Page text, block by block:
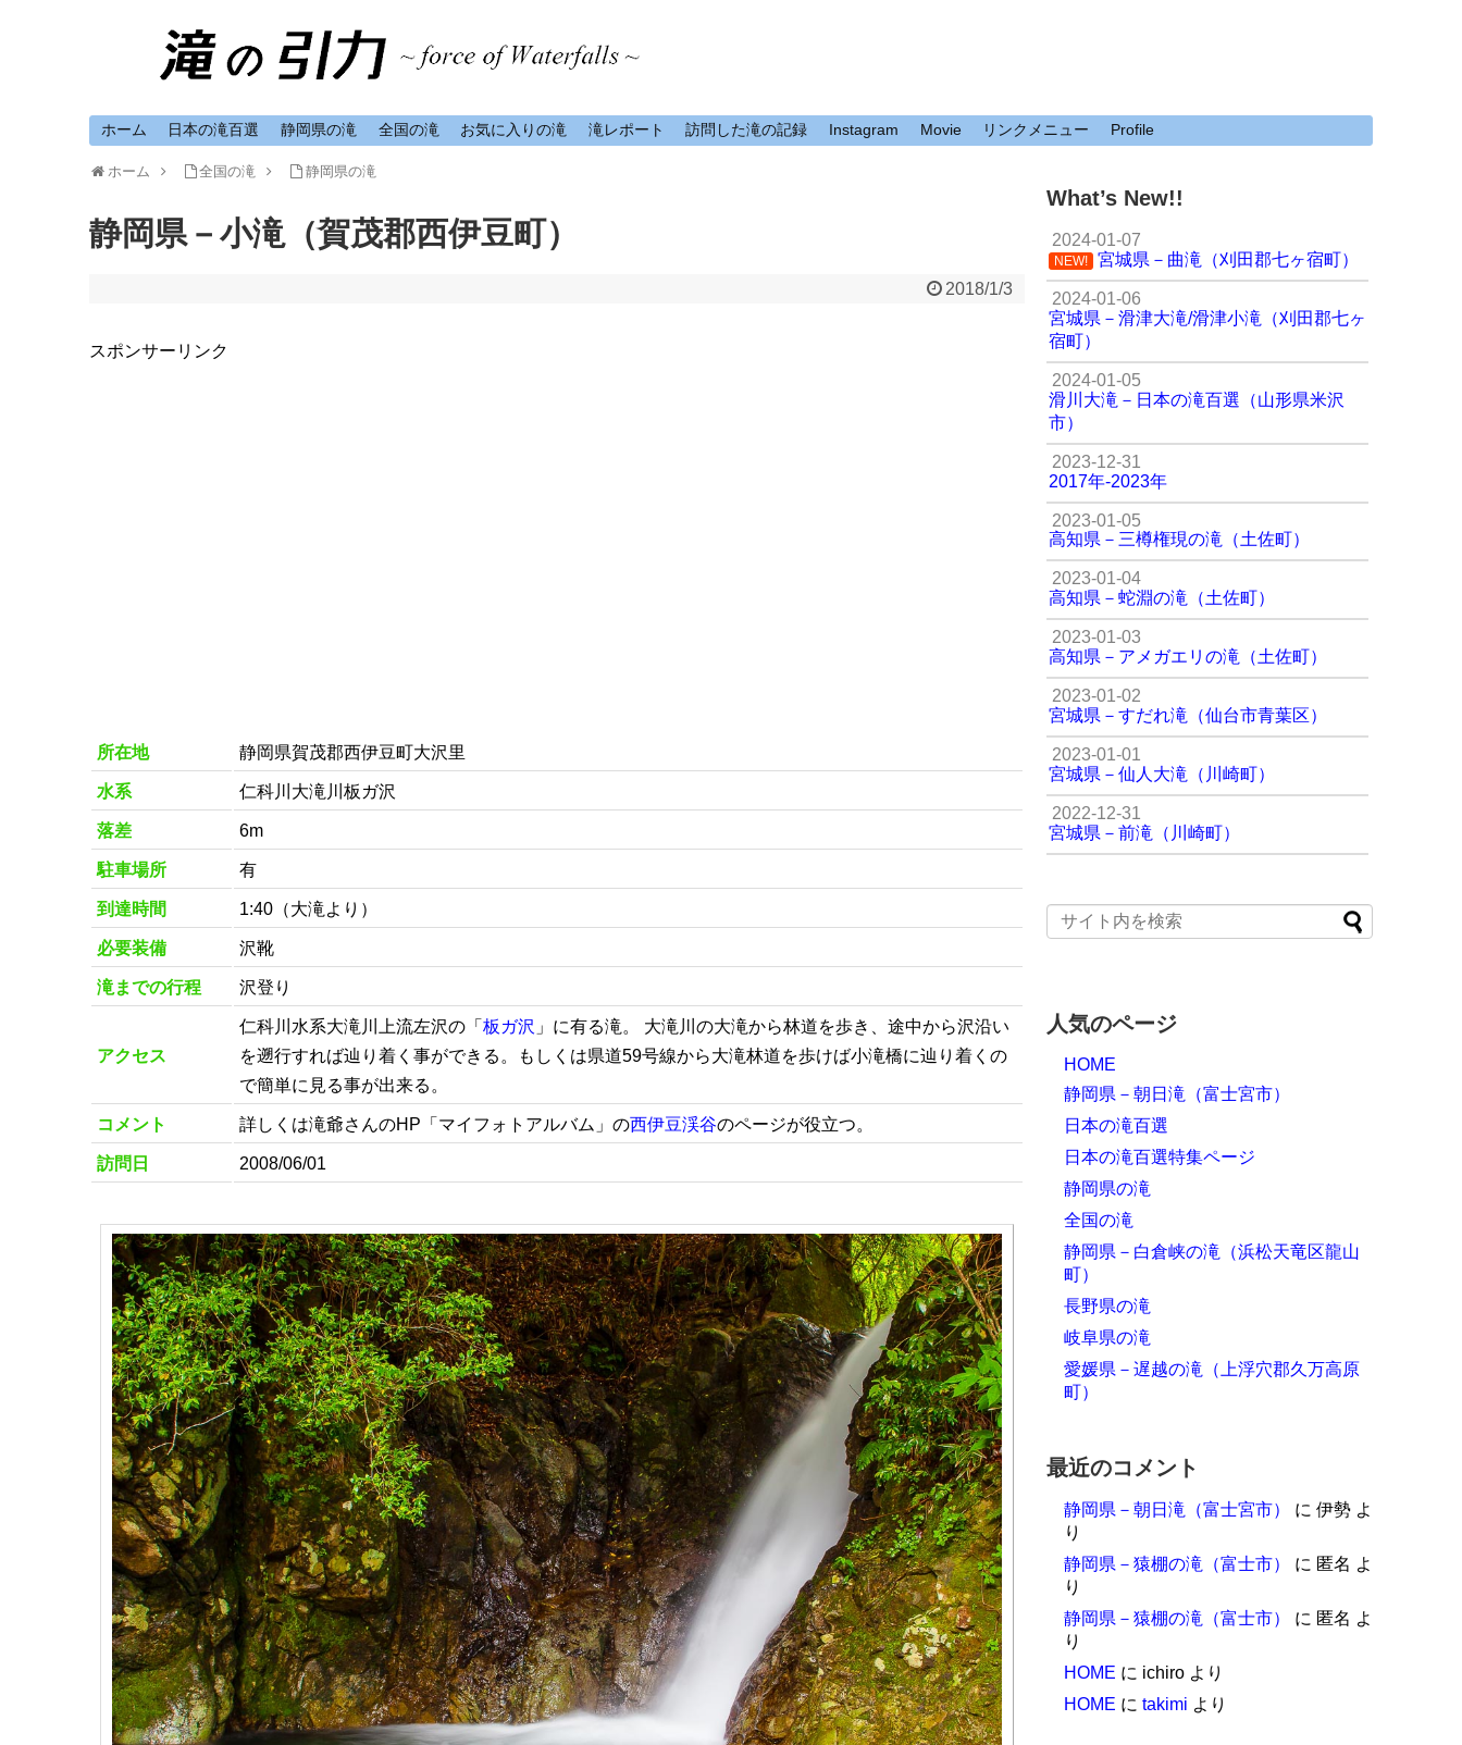
ホーム 日本の滝百選 静岡県の滝 全国の滝 お気に入りの滝 滝レポート 訪問した滝の記録 Instagram Movie リンクメニュー Profile
ホーム 全国の滝 静岡県の滝
静岡県－小滝（賀茂郡西伊豆町）
2018/1/3
スポンサーリンク
所在地 静岡県賀茂郡西伊豆町大沢里
水系 仁科川大滝川板ガ沢
落差 6m
駐車場所 有
到達時間 1:40（大滝より）
必要装備 沢靴
滝までの行程 沢登り
アクセス
仁科川水系大滝川上流左沢の「 板ガ沢 」に有る滝。 大滝川の大滝から林道を歩き、途中から沢沿い
を遡行すれば辿り着く事ができる。もしくは県道59号線から大滝林道を歩けば小滝橋に辿り着くの
で簡単に見る事が出来る。
コメント 詳しくは滝爺さんのHP「マイフォトアルバム」の西伊豆渓谷のページが役立つ。
訪問日 2008/06/01
What’s New!!
2024-01-07
NEW! 宮城県－曲滝（刈田郡七ヶ宿町）
2024-01-06
宮城県－滑津大滝/滑津小滝（刈田郡七ヶ
宿町）
2024-01-05
滑川大滝－日本の滝百選（山形県米沢
市）
2023-12-31
2017年-2023年
2023-01-05
高知県－三樽権現の滝（土佐町）
2023-01-04
高知県－蛇淵の滝（土佐町）
2023-01-03
高知県－アメガエリの滝（土佐町）
2023-01-02
宮城県－すだれ滝（仙台市青葉区）
2023-01-01
宮城県－仙人大滝（川崎町）
2022-12-31
宮城県－前滝（川崎町）
人気のページ
HOME
静岡県－朝日滝（富士宮市）
日本の滝百選
日本の滝百選特集ページ
静岡県の滝
全国の滝
静岡県－白倉峡の滝（浜松天竜区龍山
町）
長野県の滝
岐阜県の滝
愛媛県－遅越の滝（上浮穴郡久万高原
町）
最近のコメント
静岡県－朝日滝（富士宮市） に 伊勢 よ
り
静岡県－猿棚の滝（富士市）
に 匿名 よ
り
静岡県－猿棚の滝（富士市）
に 匿名 よ
り
HOME に ichiro より
HOME に takimi より